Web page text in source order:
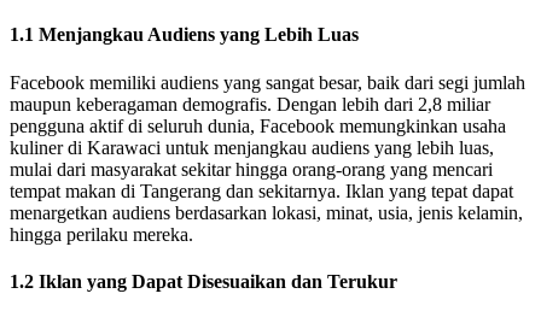
1.1 Menjangkau Audiens yang Lebih Luas
Facebook memiliki audiens yang sangat besar, baik dari segi jumlah
maupun keberagaman demografis. Dengan lebih dari 2,8 miliar
pengguna aktif di seluruh dunia, Facebook memungkinkan usaha
kuliner di Karawaci untuk menjangkau audiens yang lebih luas,
mulai dari masyarakat sekitar hingga orang-orang yang mencari
tempat makan di Tangerang dan sekitarnya. Iklan yang tepat dapat
menargetkan audiens berdasarkan lokasi, minat, usia, jenis kelamin,
hingga perilaku mereka.
1.2 Iklan yang Dapat Disesuaikan dan Terukur